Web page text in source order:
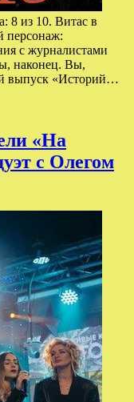
8 из 10. Витас в
персонаж:
с журналистами
наконец. Вы,
выпуск «Историй…
«На
с Олегом